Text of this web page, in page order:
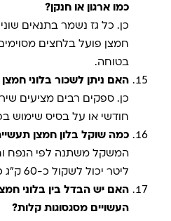
כמו ארגון או חנקן ?
כן. כל גז נשמר בתנאים שונים
חמצן פועל בלחצים
בטוחה.
האם ניתן לשכור בלוני
כן. ספקים רבים מציעים
חודשי או על בסיס שימוש
כמה שוקל בלון חמצן
ליטר יכול לשקול כ-60 ק"ג כולל תוכן.
האם יש הבדל בין בלוני
העשויים מסגסוגות קלות?